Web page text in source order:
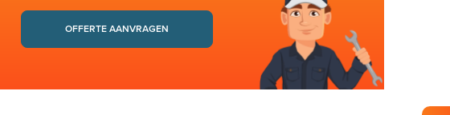
OFFERTE AANVRAGEN